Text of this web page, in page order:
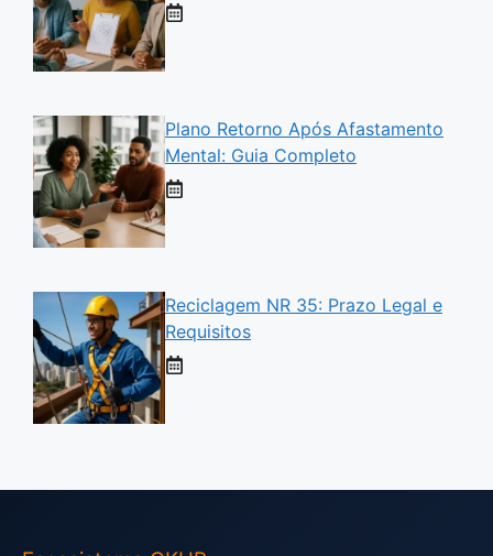
Plano Retorno Após Afastamento
Mental: Guia Completo
Reciclagem NR 35: Prazo Legal e
Requisitos